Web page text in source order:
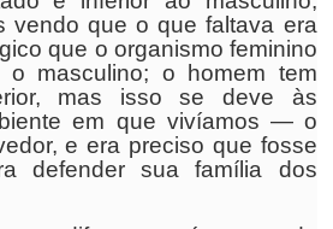
vendo que o que faltava era
que o organismo feminino
masculino; o homem tem
mas isso se deve às
em que vivíamos — o
e era preciso que fosse
defender sua família dos